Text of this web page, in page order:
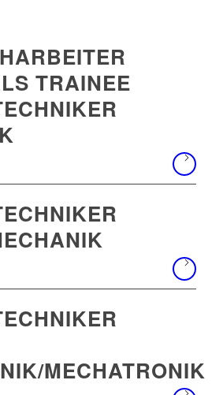
TRAINEE
MECHATRONIK